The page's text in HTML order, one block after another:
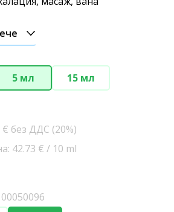
5 мл 15 мл
€ без ДДС (20%)
42.73 € / 10 ml